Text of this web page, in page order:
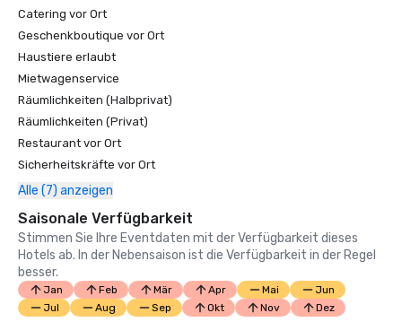
Catering vor Ort
Geschenkboutique vor Ort
Haustiere erlaubt
Mietwagenservice
Räumlichkeiten (Halbprivat)
Räumlichkeiten (Privat)
Restaurant vor Ort
Sicherheitskräfte vor Ort
Alle (7) anzeigen
Saisonale Verfügbarkeit
Stimmen Sie Ihre Eventdaten mit der Verfügbarkeit dieses
Hotels ab. In der Nebensaison ist die Verfügbarkeit in der Regel
besser.
Jan Feb Mär Apr Mai
Jun
Jul
Aug Sep Okt Nov Dez